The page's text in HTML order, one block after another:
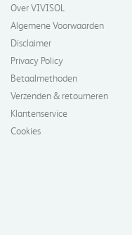
Over VIVISOL
Algemene Voorwaarden
Disclaimer
Privacy Policy
Betaalmethoden
Verzenden & retourneren
Klantenservice
Cookies